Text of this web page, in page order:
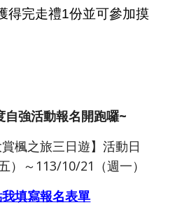
得完走禮1份並可參加摸
自強活動報名開跑囉~
賞楓之旅三日遊】活動日
）～113/10/21（週一）
填寫報名表單